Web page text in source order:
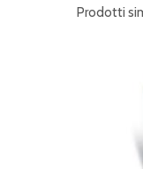
Prodotti